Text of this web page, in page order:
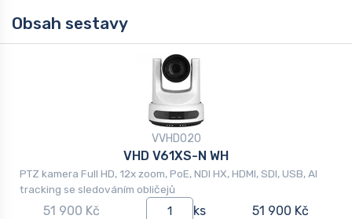
Obsah sestavy
VVHD020
VHD V61XS-N WH
PTZ kamera Full HD, 12x zoom, PoE, NDI HX, HDMI, SDI, USB, AI
tracking se sledováním obličejů
51 900 Kč ks 51 900 Kč